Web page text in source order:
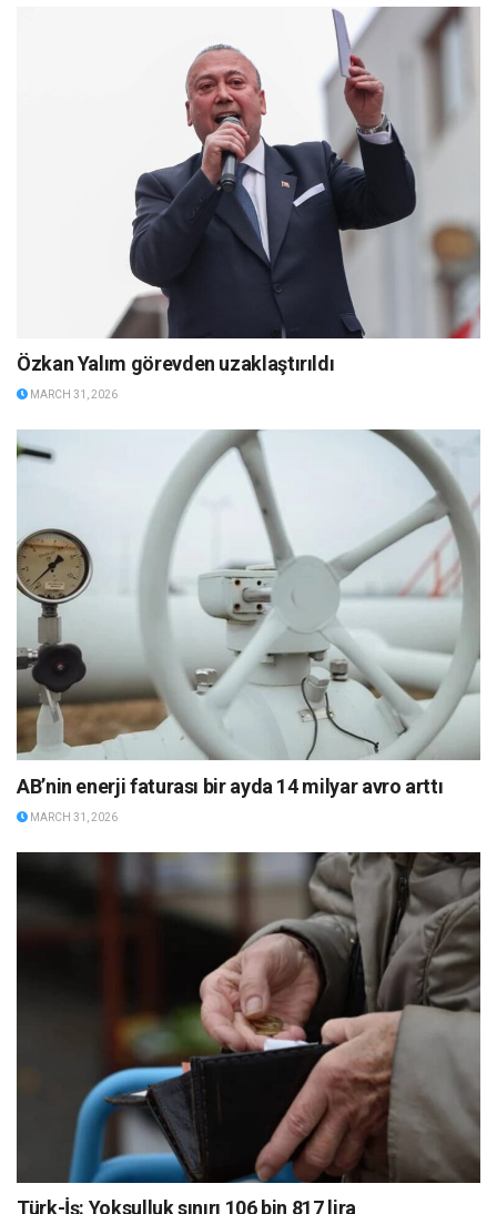
Özkan Yalım görevden uzaklaştırıldı
MARCH 31, 2026
AB’nin enerji faturası bir ayda 14 milyar avro arttı
MARCH 31, 2026
Türk-İş: Yoksulluk sınırı 106 bin 817 lira